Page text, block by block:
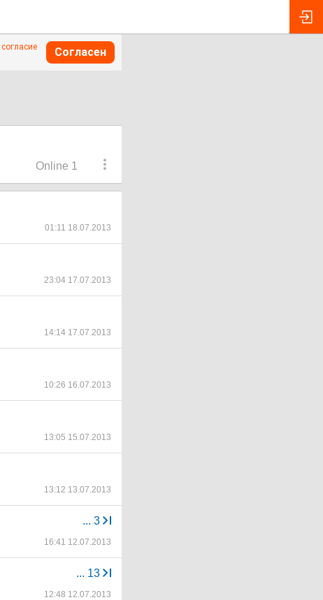
согласие
Согласен
Online 1
01:11 18.07.2013
23:04 17.07.2013
14:14 17.07.2013
10:26 16.07.2013
13:05 15.07.2013
13:12 13.07.2013
... 3
16:41 12.07.2013
... 13
12:48 12.07.2013